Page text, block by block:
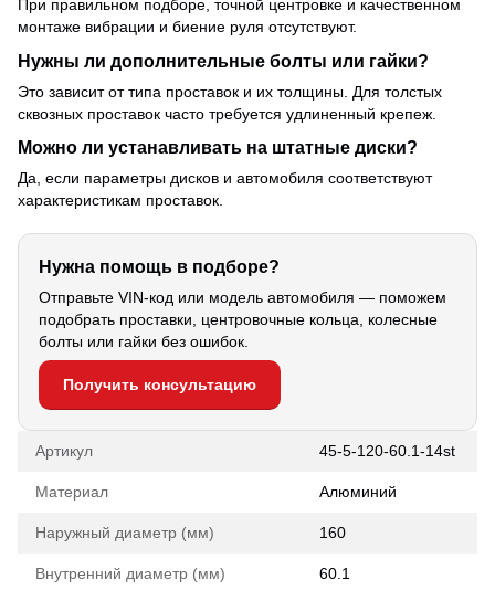
При правильном подборе, точной центровке и качественном
монтаже вибрации и биение руля отсутствуют.
Нужны ли дополнительные болты или гайки?
Это зависит от типа проставок и их толщины. Для толстых
сквозных проставок часто требуется удлиненный крепеж.
Можно ли устанавливать на штатные диски?
Да, если параметры дисков и автомобиля соответствуют
характеристикам проставок.
Нужна помощь в подборе?
Отправьте VIN-код или модель автомобиля — поможем
подобрать проставки, центровочные кольца, колесные
болты или гайки без ошибок.
Получить консультацию
Артикул 45-5-120-60.1-14st
Материал Алюминий
Наружный диаметр (мм) 160
Внутренний диаметр (мм) 60.1